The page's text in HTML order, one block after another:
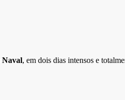
Naval, em dois dias intensos e